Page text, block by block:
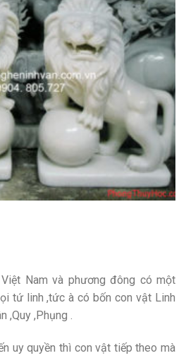
Nam và phương đông có một
tứ linh ,tức à có bốn con vật Linh
,Quy ,Phụng .
uy quyền thì con vật tiếp theo mà